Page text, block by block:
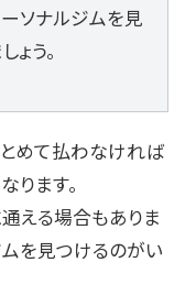
ソナルジムを見
ょう。
めて払わなければ
ります。
える場合もありま
を見つけるのがい